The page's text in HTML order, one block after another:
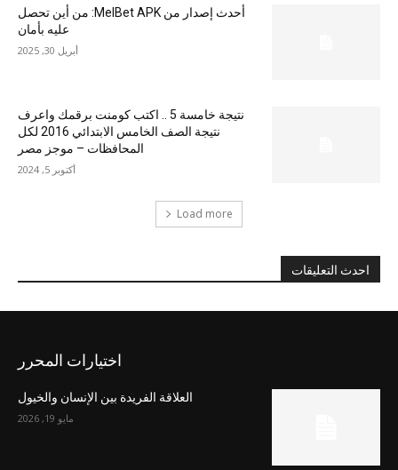
أحدث إصدار من MelBet APK: من أين تحصل
عليه بأمان
أبريل 30, 2025
نتيجة خامسة 5 .. اكتب كومنت برقمك واعرف
نتيجة الصف الخامس الابتدائي 2016 لكل
المحافظات – موجز مصر
أكتوبر 5, 2024
Load more
احدث التعليقات
اختيارات المحرر
العلاقة الفريدة بين الإنسان والخيول
مايو 19, 2026